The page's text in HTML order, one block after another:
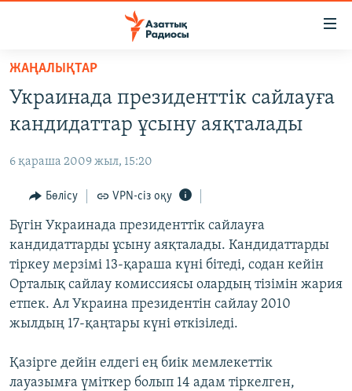
Skip
main
content
to
Navigation
Skip
to
Search
САЯСАТ
ҚАҢТАР ОҚИҒАСЫ
АДАМ ҚҰҚЫҚТАРЫ
ӘЛЕУМЕТ
ӘЛЕМ
АРНАЙЫ ЖОБАЛАР
Русский
ЖАЗЫЛЫҢЫЗ
ЖАҢАЛЫҚТАР
Украинада президенттік сайлауға
кандидаттар ұсыну аяқталады
6 қараша 2009 жыл, 15:20
Бөлісу VPN-сіз оқу
Бүгін Украинада президенттік сайлауға
кандидаттарды ұсыну аяқталады. Кандидаттарды
тіркеу мерзімі 13-қараша күні бітеді, содан кейін
Орталық сайлау комиссиясы олардың тізімін жария
етпек. Ал Украина президентін сайлау 2010
жылдың 17-қаңтары күні өткізіледі.
Қазірге дейін елдегі ең биік мемлекеттік
лауазымға үміткер болып 14 адам тіркелген,